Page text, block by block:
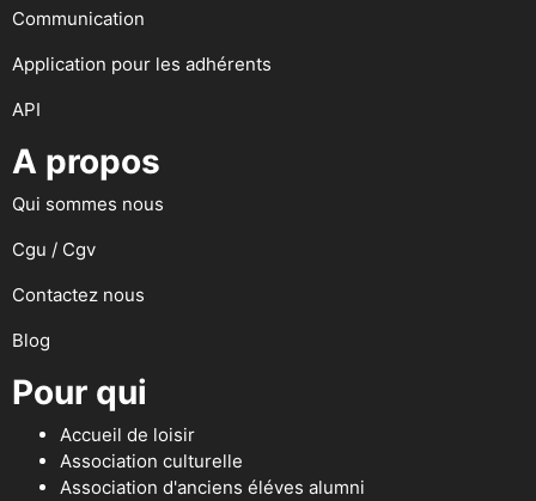
Communication
Application pour les adhérents
API
A propos
Qui sommes nous
Cgu / Cgv
Contactez nous
Blog
Pour qui
Accueil de loisir
Association culturelle
Association d'anciens éléves alumni